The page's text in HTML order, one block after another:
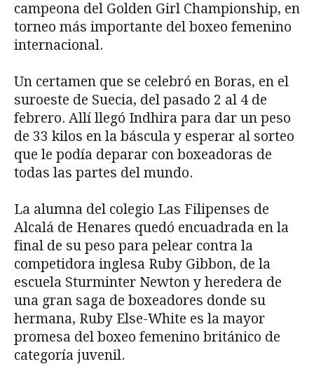
campeona del Golden Girl Championship, en
torneo más importante del boxeo femenino
internacional.
Un certamen que se celebró en Boras, en el
suroeste de Suecia, del pasado 2 al 4 de
febrero. Allí llegó Indhira para dar un peso
de 33 kilos en la báscula y esperar al sorteo
que le podía deparar con boxeadoras de
todas las partes del mundo.
La alumna del colegio Las Filipenses de
Alcalá de Henares quedó encuadrada en la
final de su peso para pelear contra la
competidora inglesa Ruby Gibbon, de la
escuela Sturminter Newton y heredera de
una gran saga de boxeadores donde su
hermana, Ruby Else-White es la mayor
promesa del boxeo femenino británico de
categoría juvenil.